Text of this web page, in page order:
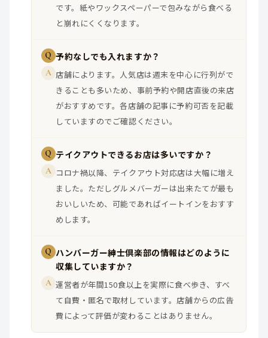
です。紙やワックスペーパーで包みながら食べる
と崩れにくくなります。
Q 予約なしでも入れますか？
A 店舗によります。人気店は週末を中心に行列がで
きることも多いため、事前予約や開店直後の来店
がおすすめです。各店舗の記事に予約可否を記載
していますのでご確認ください。
Q テイクアウトできるお店は多いですか？
A コロナ禍以降、テイクアウト対応店は大幅に増え
ました。ただしグルメバーガーは出来たてが最も
おいしいため、可能であればイートインをおすす
めします。
Q ハンバーガー紳士倶楽部の情報はどのように
収集していますか？
A 運営者が年間150食以上を実際に食べ歩き、すべ
て自費・匿名で取材しています。店舗からの広告
費によって評価が変わることはありません。